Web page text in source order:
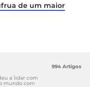
de um maior
a lidar com
mundo com
994 Artigos